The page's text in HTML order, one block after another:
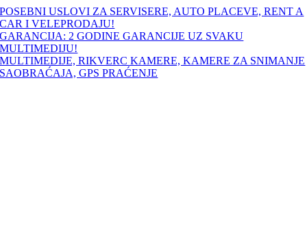
Skip
to
content
POSEBNI USLOVI ZA SERVISERE, AUTO PLACEVE, RENT A
CAR I VELEPRODAJU!
GARANCIJA: 2 GODINE GARANCIJE UZ SVAKU
MULTIMEDIJU!
MULTIMEDIJE, RIKVERC KAMERE, KAMERE ZA SNIMANJE
SAOBRAĆAJA, GPS PRAĆENJE